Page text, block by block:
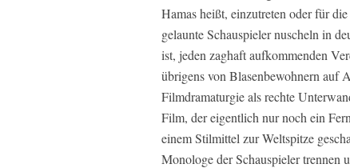
Hamas heißt, einzutreten oder für
gelaunte Schauspieler nuscheln in
ist, jeden zaghaft aufkommenden
übrigens von Blasenbewohnern auf
Filmdramaturgie als rechte
Film, der eigentlich nur noch ein
einem Stilmittel zur Weltspitze
Monologe der Schauspieler trennen